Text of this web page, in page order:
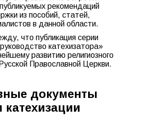
рекомендаций
из пособий, статей,
в данной области.
что публикация серии
катехизатора»
развитию религиозного
Православной Церкви.
документы
катехизации